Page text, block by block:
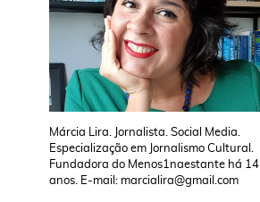
Márcia Lira. Jornalista. Social Media.
Especialização em Jornalismo Cultural.
Fundadora do Menos1naestante há 14
anos. E-mail: marcialira@gmail.com